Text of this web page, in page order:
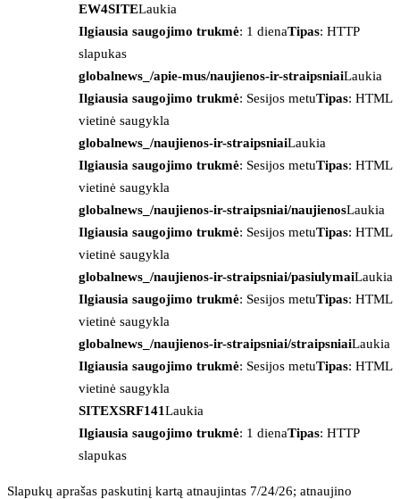
EW4SITELaukia
Ilgiausia saugojimo trukmė: 1 dienaTipas: HTTP
slapukas
globalnews_/apie-mus/naujienos-ir-straipsniaiLaukia
Ilgiausia saugojimo trukmė: Sesijos metuTipas: HTML
vietinė saugykla
globalnews_/naujienos-ir-straipsniaiLaukia
Ilgiausia saugojimo trukmė: Sesijos metuTipas: HTML
vietinė saugykla
globalnews_/naujienos-ir-straipsniai/naujienosLaukia
Ilgiausia saugojimo trukmė: Sesijos metuTipas: HTML
vietinė saugykla
globalnews_/naujienos-ir-straipsniai/pasiulymaiLaukia
Ilgiausia saugojimo trukmė: Sesijos metuTipas: HTML
vietinė saugykla
globalnews_/naujienos-ir-straipsniai/straipsniaiLaukia
Ilgiausia saugojimo trukmė: Sesijos metuTipas: HTML
vietinė saugykla
SITEXSRF141Laukia
Ilgiausia saugojimo trukmė: 1 dienaTipas: HTTP
slapukas
Slapukų aprašas paskutinį kartą atnaujintas 7/24/26; atnaujino